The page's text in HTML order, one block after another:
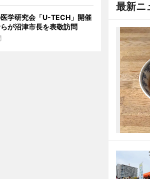
最新ニ
学研究会「U-TECH」開催
が沼津市長を表敬訪問